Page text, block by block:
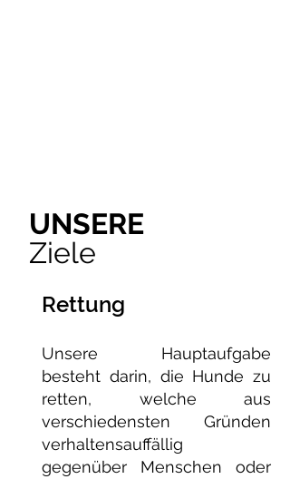
UNSERE
Ziele
Rettung
Unsere Hauptaufgabe
besteht darin, die Hunde zu
retten, welche aus
verschiedensten Gründen
verhaltensauffällig
gegenüber Menschen oder